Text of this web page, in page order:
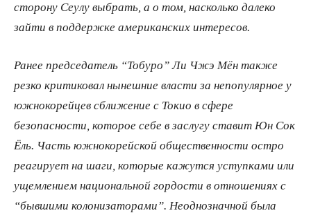
сторону Сеулу выбрать, а о том, насколько далеко
зайти в поддержке американских интересов.
Ранее председатель “Тобуро” Ли Чжэ Мён также
резко критиковал нынешние власти за непопулярное у
южнокорейцев сближение с Токио в сфере
безопасности, которое себе в заслугу ставит Юн Сок
Ёль. Часть южнокорейской общественности остро
реагирует на шаги, которые кажутся уступками или
ущемлением национальной гордости в отношениях с
“бывшими колонизаторами”. Неоднозначной была